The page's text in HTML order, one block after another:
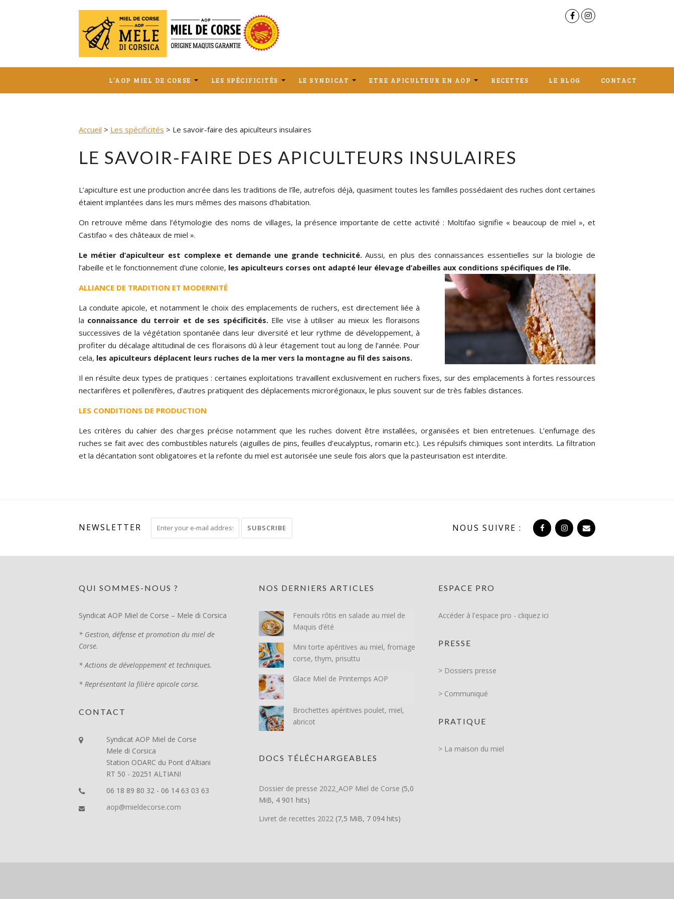
L’AOP MIEL DE CORSE
LA GAMME DES 6 MIELS
LES SPÉCIFICITÉS
APICULTEURS
INSULAIRES
LE SYNDICAT
ET DE L’AOP
LES APICULTEURS
HABILITÉS
ADA FRANCE ET
ITSAP-INSTITUT DE
ETRE APICULTEUR EN AOP
QUOTIDIEN
RECETTES LE BLOG CONTACT
Accueil > Les spécificités > Le savoir-faire des apiculteurs insulaires
LE SAVOIR-FAIRE DES APICULTEURS INSULAIRES
L’apiculture est une production ancrée dans les traditions de l’île, autrefois déjà, quasiment toutes les familles possédaient des ruches dont certaines
étaient implantées dans les murs mêmes des maisons d’habitation.
On retrouve même dans l’étymologie des noms de villages, la présence importante de cette activité : Moltifao signifie « beaucoup de miel », et
Castifao « des châteaux de miel ».
Le métier d’apiculteur est complexe et demande une grande technicité.Aussi, en plus des connaissances essentielles sur la biologie de
l’abeille et le fonctionnement d’une colonie, les apiculteurs corses ont adapté leur élevage d’abeilles aux conditions spécifiques de l’île.
ALLIANCE DE TRADITION ET MODERNITÉ
La conduite apicole, et notamment le choix des emplacements de ruchers, est directement liée à
la connaissance du terroir et de ses spécificités.Elle vise à utiliser au mieux les floraisons
successives de la végétation spontanée dans leur diversité et leur rythme de développement, à
profiter du décalage altitudinal de ces floraisons dû à leur étagement tout au long de l’année. Pour
cela, les apiculteurs déplacent leurs ruches de la mer vers la montagne au fil des saisons.
Il en résulte deux types de pratiques : certaines exploitations travaillent exclusivement en ruchers fixes, sur des emplacements à fortes ressources
nectarifères et pollenifères, d’autres pratiquent des déplacements microrégionaux, le plus souvent sur de très faibles distances.
LES CONDITIONS DE PRODUCTION
Les critères du cahier des charges précise notamment que les ruches doivent être installées, organisées et bien entretenues. L’enfumage des
ruches se fait avec des combustibles naturels (aiguilles de pins, feuilles d’eucalyptus, romarin etc.). Les répulsifs chimiques sont interdits. La filtration
et la décantation sont obligatoires et la refonte du miel est autorisée une seule fois alors que la pasteurisation est interdite.
NEWSLETTER NOUS SUIVRE :
QUI SOMMES-NOUS ?
Syndicat AOP Miel de Corse – Mele di Corsica
* Gestion, défense et promotion du miel de
Corse.
* Actions de développement et techniques.
* Représentant la filière apicole corse.
CONTACT
Syndicat AOP Miel de Corse
Mele di Corsica
Station ODARC du Pont d'Altiani
RT 50 - 20251 ALTIANI
06 18 89 80 32 - 06 14 63 03 63
aop@mieldecorse.com
NOS DERNIERS ARTICLES
Fenouils rôtis en salade au miel de
Maquis d’été
Mini torte apéritives au miel, fromage
corse, thym, prisuttu
Glace Miel de Printemps AOP
Brochettes apéritives poulet, miel,
abricot
DOCS TÉLÉCHARGEABLES
Dossier de presse 2022_AOP Miel de Corse (5,0
MiB, 4 901 hits)
Livret de recettes 2022 (7,5 MiB, 7 094 hits)
ESPACE PRO
Accéder à l'espace pro - cliquez ici
PRESSE
> Dossiers presse
> Communiqué
PRATIQUE
> La maison du miel